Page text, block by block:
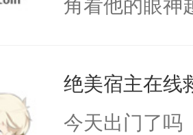
角看他的眼
后，竟然是
拥住了日思夜
绝美宿主在线
今天出门了吗